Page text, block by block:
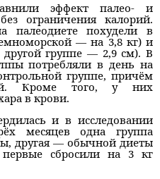
эффект палео- и
ограничения калорий.
палеодиете похудели в
— на 3,8 кг) и
группе — 2,9 см). В
потребляли в день на
группе, причём
Кроме того, у них
в крови.
и в исследовании
месяцев одна группа
другая — обычной диеты
сбросили на 3 кг